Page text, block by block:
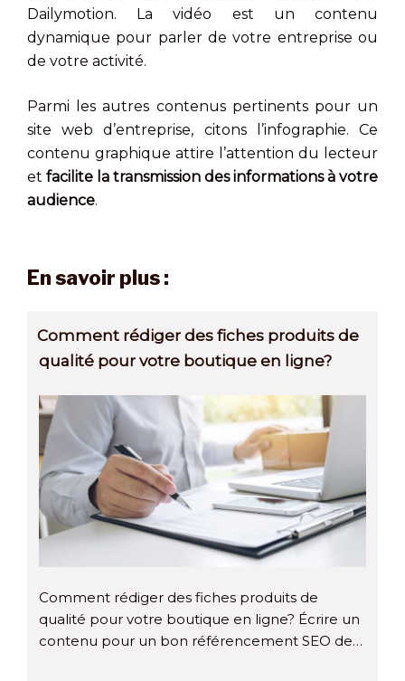
Dailymotion. La vidéo est un contenu
dynamique pour parler de votre entreprise ou
de votre activité.
Parmi les autres contenus pertinents pour un
site web d’entreprise, citons l’infographie. Ce
contenu graphique attire l’attention du lecteur
et facilite la transmission des informations à votre
audience.
En savoir plus :
Comment rédiger des fiches produits de
qualité pour votre boutique en ligne?
Comment rédiger des fiches produits de
qualité pour votre boutique en ligne? Écrire un
contenu pour un bon référencement SEO de…